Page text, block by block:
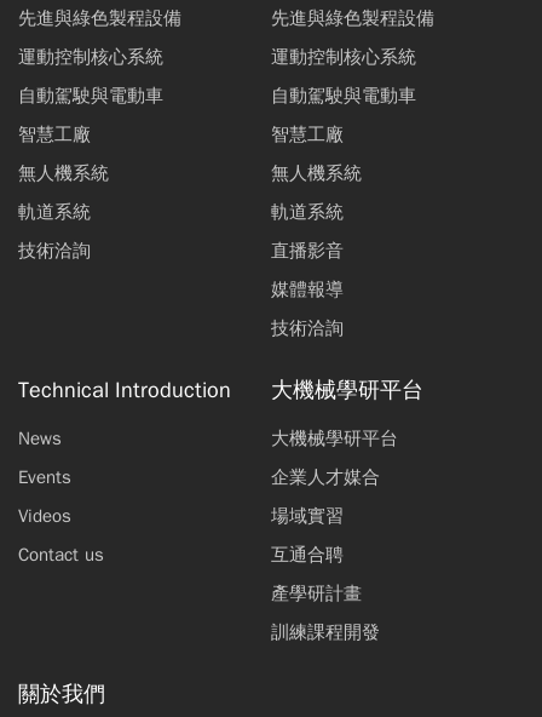
先進與綠色製程設備
運動控制核心系統
自動駕駛與電動車
智慧工廠
無人機系統
軌道系統
技術洽詢
先進與綠色製程設備
運動控制核心系統
自動駕駛與電動車
智慧工廠
無人機系統
軌道系統
直播影音
媒體報導
技術洽詢
Technical Introduction
News
Events
Videos
Contact us
大機械學研平台
大機械學研平台
企業人才媒合
場域實習
互通合聘
產學研計畫
訓練課程開發
關於我們